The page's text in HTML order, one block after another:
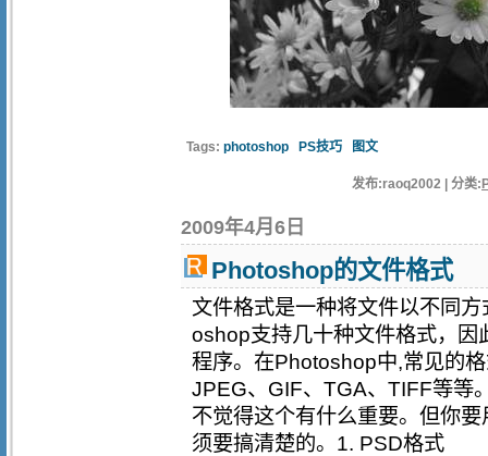
Tags: photoshop PS技巧 图文
发布:raoq2002 | 分类:
2009年4月6日
Photoshop的文件格式
文件格式是一种将文件以不同
oshop支持几十种文件格式，因
程序。在Photoshop中,常见的
JPEG、GIF、TGA、TIFF等等
不觉得这个有什么重要。但你
须要搞清楚的。1. PSD格式